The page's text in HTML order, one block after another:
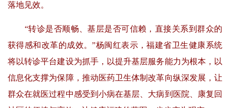
落地见效。
“转诊是否顺畅、基层是否可信赖，直接关系到群众的
获得感和改革的成效。”杨闽红表示，福建省卫生健康系统
将以转诊平台建设为抓手，以提升基层服务能力为根本，以
信息化支撑为保障，推动医药卫生体制改革向纵深发展，让
群众在就医过程中感受到小病在基层、大病到医院、康复回